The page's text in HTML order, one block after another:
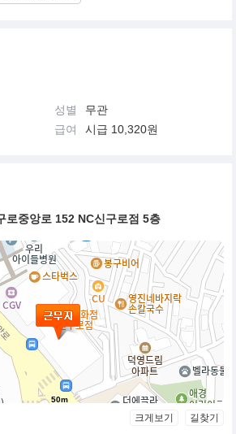
성별
무관
급여 시급 10,320원
로중앙로 152 NC신구로점 5층
50m
크게보기 길찾기